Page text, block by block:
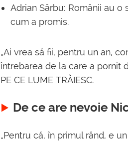
Adrian Sârbu: Românii au
cum a promis.
„Ai vrea să fii, pentru un an,
întrebarea de la care a pornit
PE CE LUME TRĂIESC.
De ce are nevoie
„Pentru că, în primul rând, e